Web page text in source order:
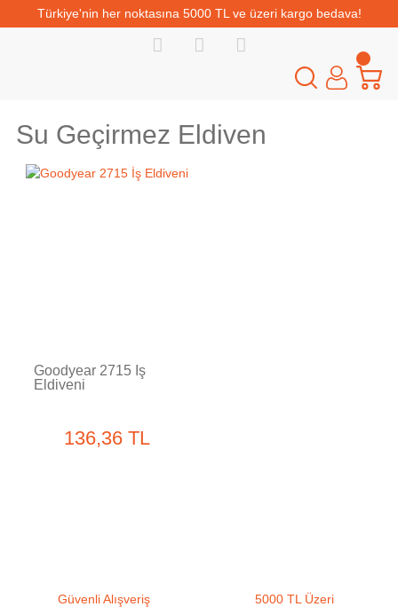
Türkiye'nin her noktasına 5000 TL ve üzeri kargo bedava!
Su Geçirmez Eldiven
Goodyear 2715 İş
Eldiveni
136,36 TL
Güvenli Alışveriş
5000 TL Üzeri